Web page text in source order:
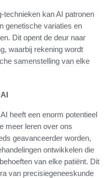
technieken kan AI patronen
genetische variaties en
Dit opent de deur naar
waarbij rekening wordt
samenstelling van elke
heeft een enorm potentieel
meer leren over ons
geavanceerder worden,
ontwikkelen die
van elke patiënt. Dit
van precisiegeneeskunde